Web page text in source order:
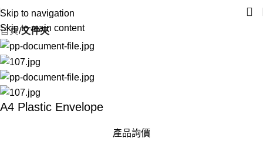
Skip to navigation
Skip to main content
首頁 文件夾
A4 Plastic Envelope
產品詢價